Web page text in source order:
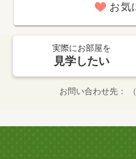
お気
実際にお部屋を
見学したい
お問い合わせ先